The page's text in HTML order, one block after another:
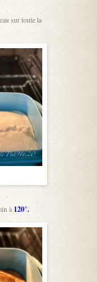
sur toute la
à120°.